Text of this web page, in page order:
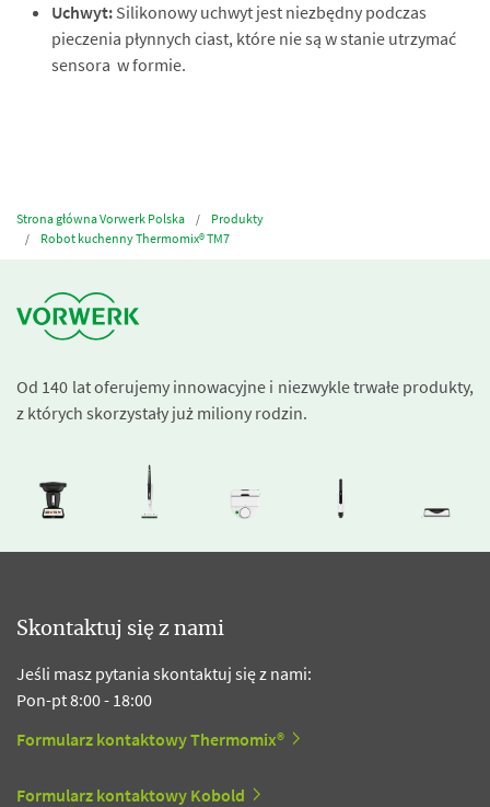
Uchwyt: Silikonowy uchwyt jest niezbędny podczas
pieczenia płynnych ciast, które nie są w stanie utrzymać
sensora w formie.
Strona główna Vorwerk Polska
Produkty
Robot kuchenny Thermomix® TM7
Od 140 lat oferujemy innowacyjne i niezwykle trwałe produkty,
z których skorzystały już miliony rodzin.
Skontaktuj się z nami
Jeśli masz pytania skontaktuj się z nami:
Pon-pt 8:00 - 18:00
Formularz kontaktowy Thermomix®
Formularz kontaktowy Kobold